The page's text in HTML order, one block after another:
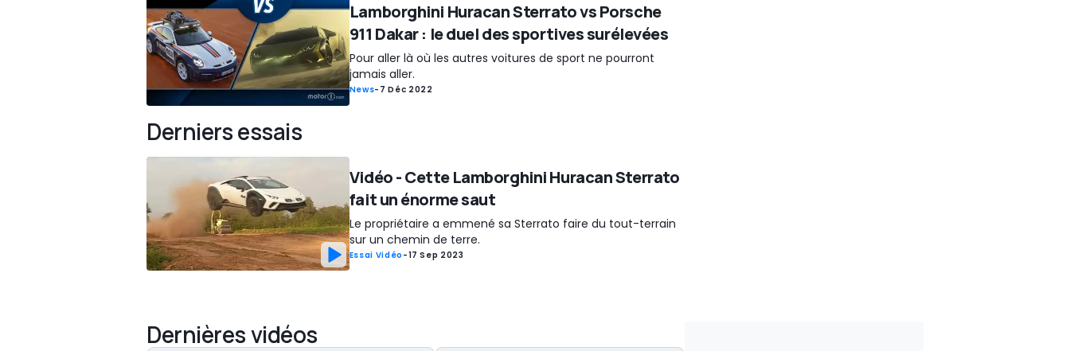
Lamborghini Huracan Sterrato vs Porsche
911 Dakar : le duel des sportives surélevées
Pour aller là où les autres voitures de sport ne pourront
jamais aller.
News- 7 Déc 2022
Derniers essais
Vidéo - Cette Lamborghini Huracan Sterrato
fait un énorme saut
Le propriétaire a emmené sa Sterrato faire du tout-terrain
sur un chemin de terre.
Essai Vidéo -17 Sep 2023
Dernières vidéos